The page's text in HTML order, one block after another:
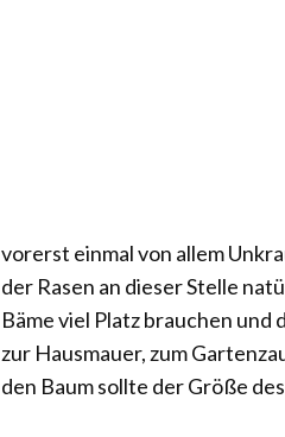
vorerst einmal von allem
der Rasen an dieser Stelle
Bäme viel Platz brauchen
zur Hausmauer, zum
den Baum sollte der Größe